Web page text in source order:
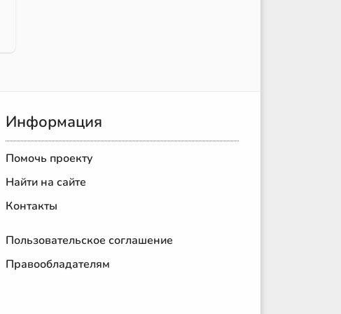
Информация
Помочь проекту
Найти на сайте
Контакты
Пользовательское соглашение
Правообладателям